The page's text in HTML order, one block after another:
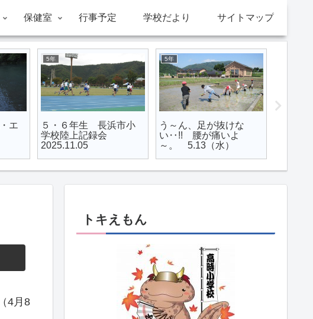
保健室 行事予定 学校だより サイトマップ
エ
5年
５・６年生 長浜市小
学校陸上記録会
2025.11.05
5年
う～ん、足が抜けな
い‥!! 腰が痛いよ
～。 5.13（水）
4月8
トキえもん